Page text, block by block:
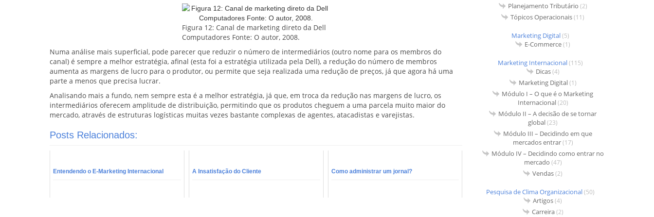
Figura 12: Canal de marketing direto da Dell
Computadores Fonte: O autor, 2008.
Numa análise mais superficial, pode parecer que reduzir o número de intermediários (outro nome para os membros do
canal) é sempre a melhor estratégia, afinal (esta foi a estratégia utilizada pela Dell), a redução do número de membros
aumenta as margens de lucro para o produtor, ou permite que seja realizada uma redução de preços, já que agora há uma
parte a menos que precisa lucrar.
Analisando mais a fundo, nem sempre esta é a melhor estratégia, já que, em troca da redução nas margens de lucro, os
intermediários oferecem amplitude de distribuição, permitindo que os produtos cheguem a uma parcela muito maior do
mercado, através de estruturas logísticas muitas vezes bastante complexas de agentes, atacadistas e varejistas.
Posts Relacionados:
Entendendo o E-Marketing Internacional A Insatisfação do Cliente Como administrar um jornal?
Planejamento Tributário (2)
Tópicos Operacionais(11)
Marketing Digital(5)
E-Commerce(1)
Marketing Internacional(115)
Dicas(4)
Marketing Digital(1)
Módulo I – O que é o Marketing
Internacional(20)
Módulo II – A decisão de se tornar
global(23)
Módulo III – Decidindo em que
mercados entrar(17)
Módulo IV – Decidindo como entrar no
mercado (47)
Vendas(2)
Pesquisa de Clima Organizacional(50)
Artigos(4)
Carreira(2)